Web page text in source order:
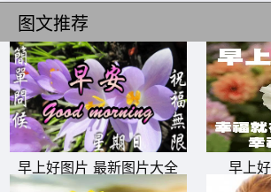
你安全感。早安!
9、不纠结于现在，不忧虑于未来。一份
一不能被剥夺的财富。早安!
10、生活每天都会有变化，期待是一件
周，新的开始，早安。
图文推荐
早上好图片 最新图片大全 早上